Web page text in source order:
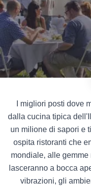
I migliori posti dove
dalla cucina tipica
un milione di sapori e
ospita ristoranti che
mondiale, alle
lasceranno a bocca
vibrazioni, gli